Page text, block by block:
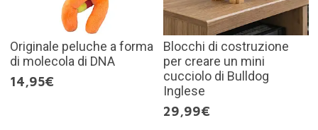
Originale peluche a forma
di molecola di DNA
14,95€
Blocchi di costruzione
per creare un mini
cucciolo di Bulldog
Inglese
29,99€